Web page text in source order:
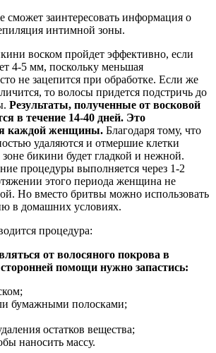
сможет заинтересовать информация о
интимной зоны.
воском пройдет эффективно, если
4-5 мм, поскольку меньшая
не зацепится при обработке. Если же
то волосы придется подстричь до
Результаты, полученные от восковой
в течение 14-40 дней. Это
каждой женщины. Благодаря тому, что
удаляются и отмершие клетки
бикини будет гладкой и нежной.
процедуры выполняется через 1-2
этого периода женщина не
Но вместо бритвы можно использовать
в домашних условиях.
процедура:
от волосяного покрова в
помощи нужно запастись:
бумажными полосками;
остатков вещества;
наносить массу.